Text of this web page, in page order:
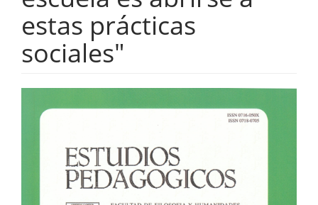
estas prácticas
sociales"
lateral
artículo